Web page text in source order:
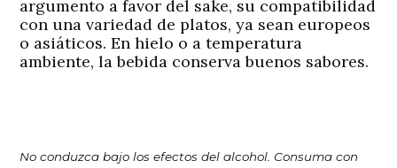
argumento a favor del sake, su compatibilidad
con una variedad de platos, ya sean europeos
o asiáticos. En hielo o a temperatura
ambiente, la bebida conserva buenos sabores.
No conduzca bajo los efectos del alcohol. Consuma con